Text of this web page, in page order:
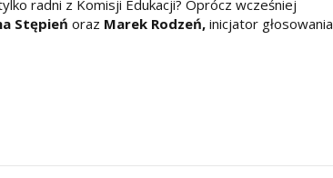
radni z Komisji Edukacji? Oprócz wcześniej
Stępień oraz Marek Rodzeń, inicjator głosowania